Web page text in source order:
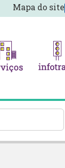
Mapa do site